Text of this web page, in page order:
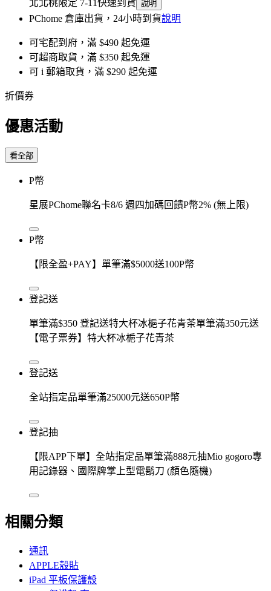
北北桃限定 7-11快速到貨 說明
PChome 倉庫出貨，24小時到貨說明
可宅配到府，滿 $490 起免運
可超商取貨，滿 $350 起免運
可 i 郵箱取貨，滿 $290 起免運
折價券
優惠活動
看全部
P幣
星展PChome聯名卡8/6 週四加碼回饋P幣2% (無上限)
P幣
【限全盈+PAY】單筆滿$5000送100P幣
登記送
單筆滿$350 登記送特大杯冰梔子花青茶單筆滿350元送
【電子票券】特大杯冰梔子花青茶
登記送
全站指定品單筆滿25000元送650P幣
登記抽
【限APP下單】全站指定品單筆滿888元抽Mio gogoro專
用記錄器、國際牌掌上型電鬍刀 (顏色隨機)
相關分類
通訊
APPLE殼貼
iPad 平板保護殼